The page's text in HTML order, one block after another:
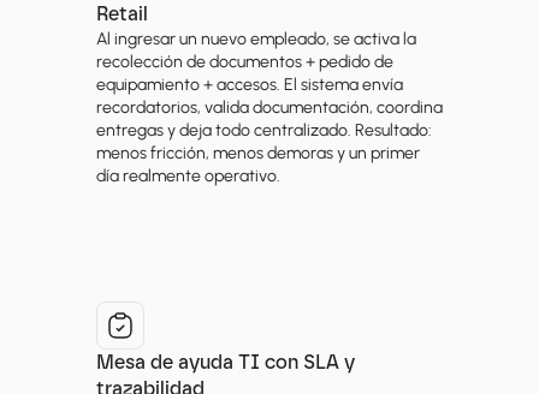
Retail
Al ingresar un nuevo empleado, se activa la
recolección de documentos + pedido de
equipamiento + accesos. El sistema envía
recordatorios, valida documentación, coordina
entregas y deja todo centralizado. Resultado:
menos fricción, menos demoras y un primer
día realmente operativo.
Mesa de ayuda TI con SLA y
trazabilidad